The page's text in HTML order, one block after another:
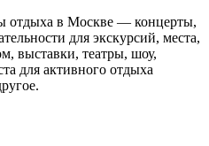
отдыха в Москве — концерты,
для экскурсий, места,
выставки, театры, шоу,
для активного отдыха